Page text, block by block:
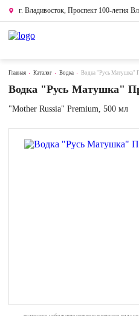
г. Владивосток, Проспект 100-летия
Главная Каталог Водка Водка "Русь Матушка"
Водка "Русь Матушка"
"Mother Russia" Premium, 500 мл